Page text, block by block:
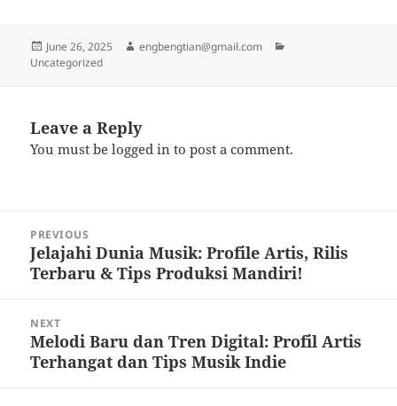
Posted
on
June 26, 2025 Author
engbengtian@gmail.com
Uncategorized
Leave a Reply
You must belogged in to post a comment.
navigation
PREVIOUS
Previous
post:
Jelajahi Dunia Musik: Profile Artis, Rilis
Terbaru & Tips Produksi Mandiri!
NEXT
Next
post:
Melodi Baru dan Tren Digital: Profil Artis
Terhangat dan Tips Musik Indie